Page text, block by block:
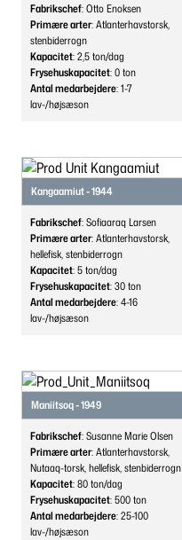
Fabrikschef: Otto Enoksen
Primære arter: Atlanterhavstorsk,
stenbiderrogn
Kapacitet: 2,5ton/dag
Frysehuskapacitet: 0ton
Antal medarbejdere: 1-7
lav-/højsæson
Kangaamiut - 1944
Fabrikschef: Sofiaaraq Larsen
Primære arter: Atlanterhavstorsk,
hellefisk, stenbiderrogn
Kapacitet: 5ton/dag
Frysehuskapacitet: 30ton
Antal medarbejdere: 4-16
lav-/højsæson
Maniitsoq - 1949
Fabrikschef: Susanne Marie Olsen
Primære arter: Atlanterhavstorsk,
Nutaaq-torsk, hellefisk, stenbiderrogn
Kapacitet: 80ton/dag
Frysehuskapacitet: 500ton
Antal medarbejdere: 25-100
lav-/højsæson